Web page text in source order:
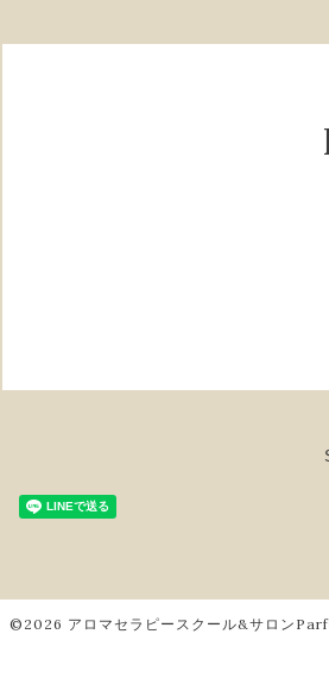
©2026 アロマセラピースクール&サロン